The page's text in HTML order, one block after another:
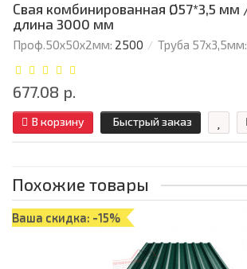
Свая комбинированная Ø57*3,5
длина 3000 мм
Проф.50х50х2мм: 2500 Труба 57х3,5мм:
677.08 р.
В корзину Быстрый заказ
Похожие товары
Ваша скидка: -15%